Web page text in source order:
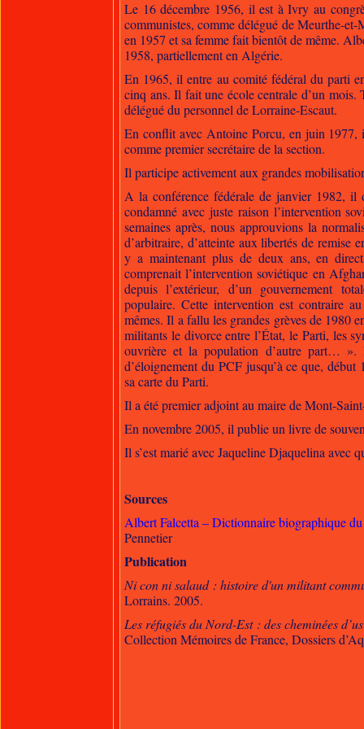
Le 16 décembre 1956, il est à Ivry au
communistes, comme délégué de Meurthe-
en 1957 et sa femme fait bientôt de même.
1958, partiellement en Algérie.
En 1965, il entre au comité fédéral du parti
cinq ans. Il fait une école centrale d’un mois.
délégué du personnel de Lorraine-Escaut.
En conflit avec Antoine Porcu, en juin 1977,
comme premier secrétaire de la section.
Il participe activement aux grandes
A la conférence fédérale de janvier 1982,
condamné avec juste raison l’intervention
semaines après, nous approuvions la
d’arbitraire, d’atteinte aux libertés de remise
y a maintenant plus de deux ans, en
comprenait l’intervention soviétique en
depuis l’extérieur, d’un gouvernement
populaire. Cette intervention est contraire
mêmes. Il a fallu les grandes grèves de 1980
militants le divorce entre l’État, le Parti, les
ouvrière et la population d’autre part… ».
d’éloignement du PCF jusqu’à ce que,
sa carte du Parti.
Il a été premier adjoint au maire de Mont-
En novembre 2005, il publie un livre de
Il s’est marié avec Jaqueline Djaquelina avec
Sources
Albert Falcetta – Dictionnaire biographique
Pennetier
Publication
Ni con ni salaud : histoire d'un militant
Lorrains. 2005.
Les réfugiés du Nord-Est : des cheminées
Collection Mémoires de France, Dossiers